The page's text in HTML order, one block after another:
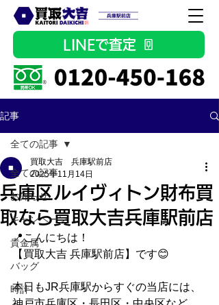
LINEで査定
記事
全ての記事
お知らせ
キャンペーン
貴金属
バッグ
時計
全ての記事
兵庫区ルイヴィトン財布買
取なら買取大吉兵庫駅前店
買取大吉 兵庫駅前店
2025年11月14日
📍こんにちは！
【買取大吉 兵庫駅前店】です😊
本日もJR兵庫駅からすぐの当店には、